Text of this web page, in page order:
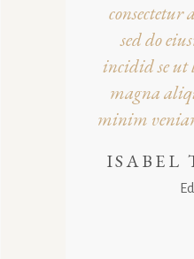
sed do
incidid se ut
magna
minim
ISABEL